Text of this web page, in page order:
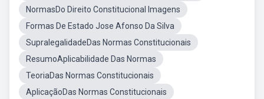
NormasDo Direito Constitucional Imagens
Formas De Estado Jose Afonso Da Silva
SupralegalidadeDas Normas Constitucionais
ResumoAplicabilidade Das Normas
TeoriaDas Normas Constitucionais
AplicaçãoDas Normas Constitucionais